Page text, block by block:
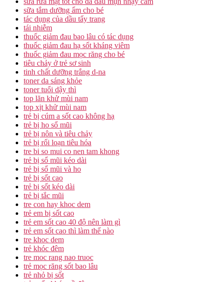
sữa tắm dưỡng ẩm cho bé
tác dụng của dầu tẩy trang
tái nhiễm
thuốc giảm đau bao lâu có tác dụng
thuốc giảm đau hạ sốt kháng viêm
thuốc giảm đau mọc răng cho bé
tiêu chảy ở trẻ sơ sinh
tinh chất dưỡng trắng d-na
toner da sáng khỏe
toner tuổi dậy thì
top lăn khử mùi nam
top xịt khử mùi nam
trẻ bị cúm a sốt cao không hạ
trẻ bị ho sổ mũi
trẻ bị nôn và tiêu chảy
trẻ bị rối loạn tiêu hóa
tre bi so mui co nen tam khong
trẻ bị sổ mũi kéo dài
trẻ bị sổ mũi và ho
trẻ bị sốt cao
trẻ bị sốt kéo dài
trẻ bị tắc mũi
tre con hay khoc dem
trẻ em bị sốt cao
trẻ em sốt cao 40 độ nên làm gì
trẻ em sốt cao thì làm thế nào
tre khoc dem
trẻ khóc đêm
tre moc rang nao truoc
trẻ mọc răng sốt bao lâu
trẻ nhỏ bị sốt